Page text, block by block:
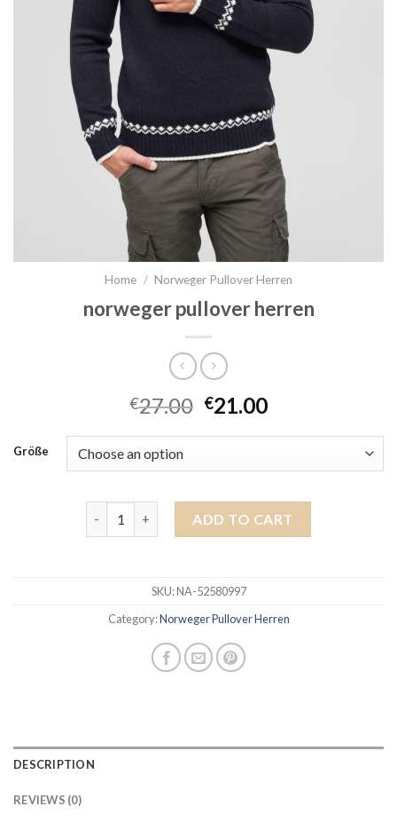
Home / Norweger Pullover Herren
norweger pullover herren
€27.00 €21.00
Größe
ADD TO CART
SKU:NA-52580997
Category:Norweger Pullover Herren
DESCRIPTION
REVIEWS (0)